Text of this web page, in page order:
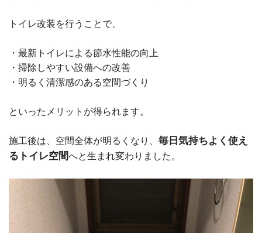
トイレ改装を行うことで、
・最新トイレによる節水性能の向上
・掃除しやすい設備への改善
・明るく清潔感のある空間づくり
といったメリットが得られます。
施工後は、空間全体が明るくなり、 毎日気持ちよく使え
るトイレ空間へと生まれ変わりました。